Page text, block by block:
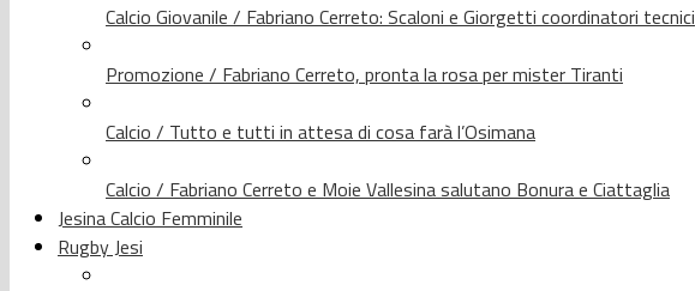
Calcio Giovanile / Fabriano Cerreto: Scaloni e Giorgetti coordinatori tecnici
Promozione / Fabriano Cerreto, pronta la rosa per mister Tiranti
Calcio / Tutto e tutti in attesa di cosa farà l’Osimana
Calcio / Fabriano Cerreto e Moie Vallesina salutano Bonura e Ciattaglia
Jesina Calcio Femminile
Rugby Jesi